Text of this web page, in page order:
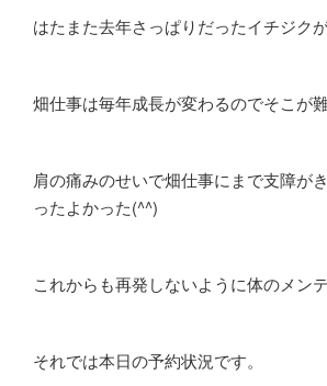
はたまた去年さっぱりだったイチジク
畑仕事は毎年成長が変わるのでそこが
肩の痛みのせいで畑仕事にまで支障が
ったよかった(^^)
これからも再発しないように体のメン
それでは本日の予約状況です。